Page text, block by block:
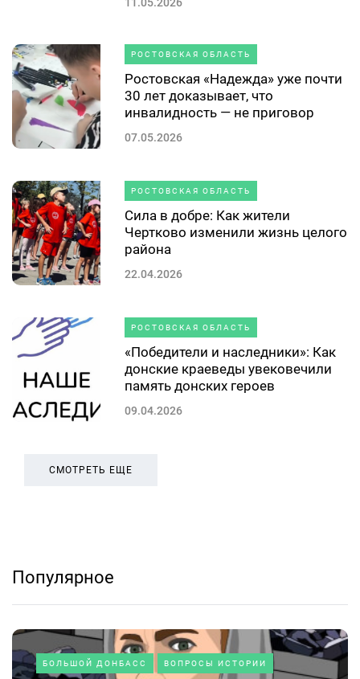
РОСТОВСКАЯ ОБЛАСТЬ
Ростовская «Надежда» уже почти
30 лет доказывает, что
инвалидность — не приговор
07.05.2026
РОСТОВСКАЯ ОБЛАСТЬ
Сила в добре: Как жители
Чертково изменили жизнь целого
района
22.04.2026
РОСТОВСКАЯ ОБЛАСТЬ
«Победители и наследники»: Как
донские краеведы увековечили
память донских героев
09.04.2026
СМОТРЕТЬ ЕЩЕ
Популярное
БОЛЬШОЙ ДОНБАСС ВОПРОСЫ ИСТОРИИ